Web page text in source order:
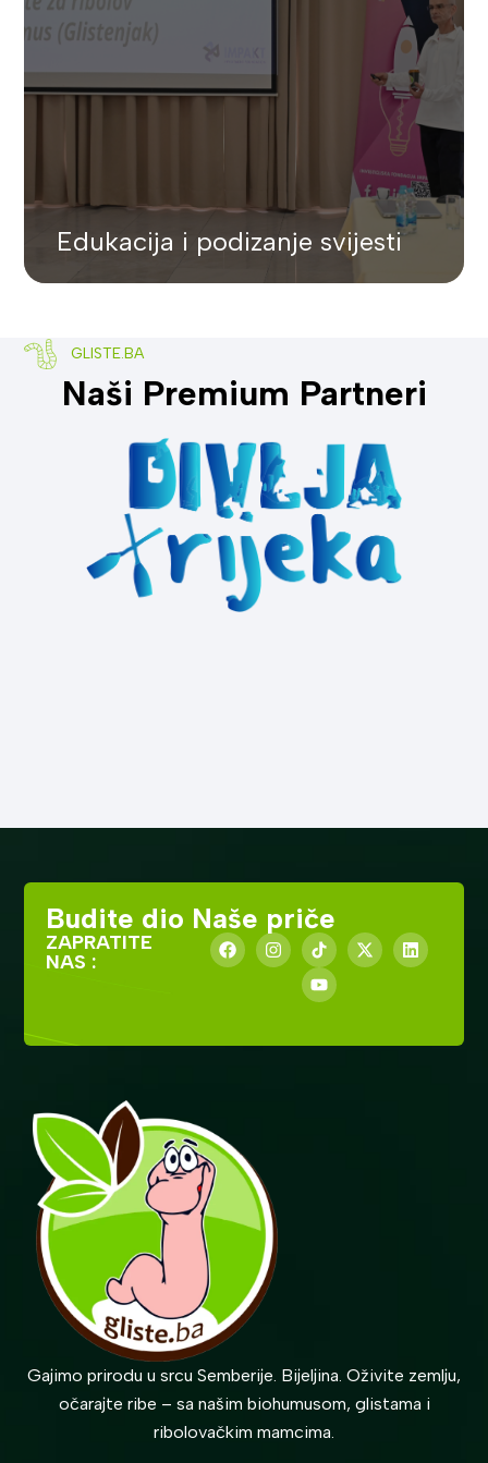
Edukacija i podizanje svijesti
GLISTE.BA
Naši Premium Partneri
Budite dio Naše priče
ZAPRATITE
NAS :
Gajimo prirodu u srcu Semberije. Bijeljina. Oživite zemlju,
očarajte ribe – sa našim biohumusom, glistama i
ribolovačkim mamcima.